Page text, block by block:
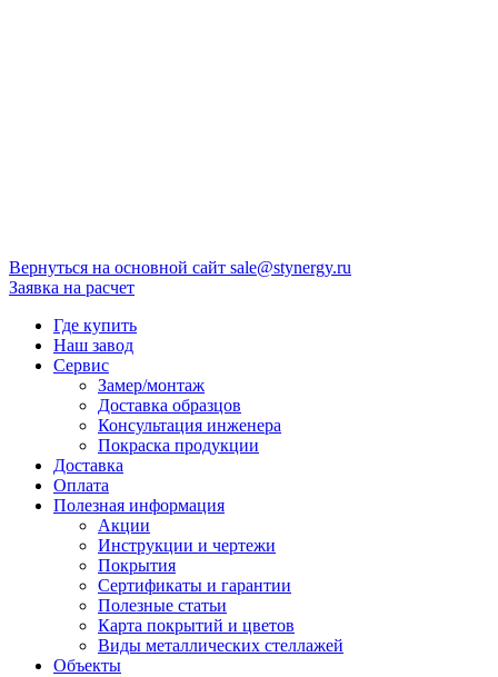
Вернуться на основной сайт sale@stynergy.ru
Заявка на расчет
Где купить
Наш завод
Сервис
Замер/монтаж
Доставка образцов
Консультация инженера
Покраска продукции
Доставка
Оплата
Полезная информация
Акции
Инструкции и чертежи
Покрытия
Сертификаты и гарантии
Полезные статьи
Карта покрытий и цветов
Виды металлических стеллажей
Объекты